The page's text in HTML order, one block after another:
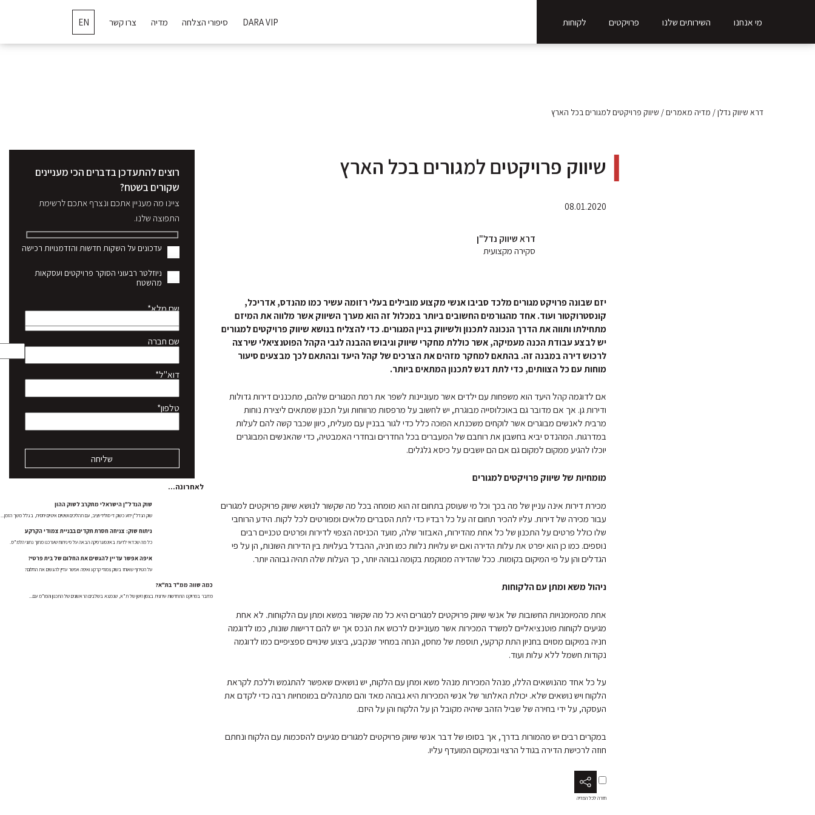
מי אנחנו השירותים שלנו פרויקטים לקוחות DARA VIP סיפורי הצלחה מדיה צרו קשר EN
דרא שיווק נדלן/ מדיה מאמרים/ שיווק פרויקטים למגורים בכל הארץ
שיווק פרויקטים למגורים בכל הארץ
08.01.2020
דרא שיווק נדל"ן
סקירה מקצועית
יזם שבונה פרויקט מגורים מלכד סביבו אנשי מקצוע מובילים בעלי רזומה עשיר כמו מהנדס, אדריכל,
קונסטרוקטור ועוד. אחד מהגורמים החשובים ביותר במכלול זה הוא מערך השיווק אשר מלווה את המיזם
מתחילתו ותווה את הדרך הנכונה לתכנון ולשיווק בניין המגורים. כדי להצליח בנושא שיווק פרויקטים למגורים
יש לבצע עבודת הכנה מעמיקה, אשר כוללת מחקרי שיווק וגיבוש ההבנה לגבי הקהל הפוטנציאלי שירצה
לרכוש דירה במבנה זה. בהתאם למחקר מזהים את הצרכים של קהל היעד ובהתאם לכך מבצעים סיעור
מוחות עם כל הצוותים, כדי לתת דגש לתכנון המתאים ביותר.
אם לדוגמה קהל היעד הוא משפחות עם ילדים אשר מעוניינות לשפר את רמת המגורים שלהם, מתכננים דירות גדולות
ודירות גן. אך אם מדובר גם באוכלוסייה מבוגרת, יש לחשוב על מרפסות מרווחות ועל תכנון שמתאים ליצירת נוחות
מרבית לאנשים מבוגרים אשר לוקחים משכנתא הפוכה כלל כדי לגור בבניין עם מעלית, כיוון שכבר קשה להם לעלות
במדרגות. המהנדס יביא בחשבון את רוחבם של המעברים בכל החדרים ובחדרי האמבטיה, כדי שהאנשים המבוגרים
יוכלו להגיע ממקום למקום גם אם הם יושבים על כיסא גלגלים.
מומחיות של שיווק פרויקטים למגורים
מכירת דירות אינה עניין של מה בכך וכל מי שעוסק בתחום זה הוא מומחה בכל מה שקשור לנושא שיווק פרויקטים למגורים
עבור מכירה של דירות. עליו להכיר תחום זה על כל רבדיו כדי לתת הסברים מלאים ומפורטים לכל לקוח. הידע הרוחבי
שלו כולל פרטים על התכנון של כל אחת מהדירות, האבזור שלה, מועד הכניסה הצפוי לדירות ופרטים טכניים רבים
נוספים. כמו כן הוא יפרט את עלות הדירה ואם יש עלויות נלוות כמו חניה, ההבדל בעלויות בין הדירות השונות, הן על פי
הגדלים והן על פי המיקום בקומות. ככל שהדירה ממוקמת בקומה גבוהה יותר, כך העלות שלה תהיה גבוהה יותר.
ניהול משא ומתן עם הלקוחות
אחת מהמיומנויות החשובות של אנשי שיווק פרויקטים למגורים היא כל מה שקשור במשא ומתן עם הלקוחות. לא אחת
מגיעים לקוחות פוטנציאליים למשרד המכירות אשר מעוניינים לרכוש את הנכס אך יש להם דרישות שונות, כמו לדוגמה
חניה במיקום מסוים בחניון התת קרקעי, תוספת של מחסן, הנחה במחיר שנקבע, ביצוע שינויים ספציפיים כמו לדוגמה
נקודות חשמל ללא עלות ועוד.
על כל אחד מהנושאים הללו, מנהל המכירות מנהל משא ומתן עם הלקוח, יש נושאים שאפשר להתגמש וללכת לקראת
הלקוח ויש נושאים שלא. יכולת האלתור של אנשי המכירות היא גבוהה מאד והם מתנהלים במומחיות רבה כדי לקדם את
העסקה, על ידי בחירה של שביל הזהב שיהיה מקובל הן על הלקוח והן על היזם.
במקרים רבים יש מהמורות בדרך, אך בסופו של דבר אנשי שיווק פרויקטים למגורים מגיעים להסכמות עם הלקוח ונחתם
חוזה לרכישת הדירה בגודל הרצוי ובמיקום המועדף עליו.
חזרה לכל המדיה
רוצים להתעדכן בדברים הכי מעניינים
שקורים בשטח?
ציינו מה מעניין אתכם ונצרף אתכם לרשימת
התפוצה שלנו.
עדכונים על השקות חדשות והזדמנויות רכישה
ניוזלטר רבעוני הסוקר פרויקטים ועסקאות
מהשטח
שם מלא*
שם חברה
דוא"ל*
טלפון*
לאחרונה...
שוק הנדל"ן הישראלי מתקרב לשוק ההון
שוק הנדל"ן ידוע כשוק די סולידי ויציב, עם תהליכים ושינויים איטיים יחסית, בגלל משך הזמן...
ניתוח שוק: צניחה חסרת תקדים בבניית צמודי הקרקע
כל מה שכדאי לדעת באינפוגרפיקה הבאה על פי ניתוח שערכנו מתוך נתוני הלמ"ס.
איפה אפשר עדיין להגשים את החלום של בית פרטי?
על הטירוף שאוחז בשוק צמודי קרקע ואיפה אפשר עדיין להגשים את החלום?
כמה שווה ממ"ד בת"א?
מדובר בפרויקט התחדשות עירונית בצפון הישן של ת"א, שנמצא בשלבים הראשונים של התכנון והמו"מ עם...